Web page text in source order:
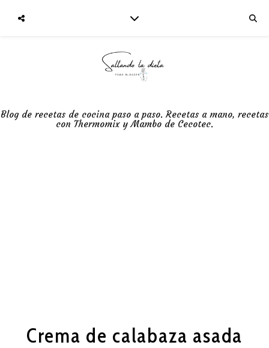
Blog de recetas de cocina paso a paso. Recetas a mano, recetas
con Thermomix y Mambo de Cecotec.
Crema de calabaza asada